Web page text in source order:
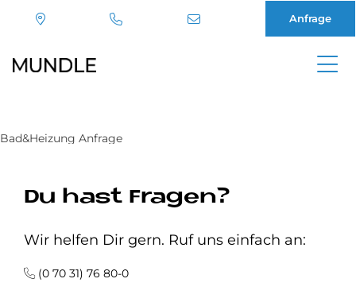
Anfrage
Bad&Heizung Anfrage
Du hast Fragen?
Wir helfen Dir gern. Ruf uns einfach an:
(0 70 31) 76 80-0